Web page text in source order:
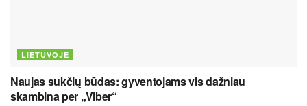
LIETUVOJE
Naujas sukčių būdas: gyventojams vis dažniau
skambina per „Viber“